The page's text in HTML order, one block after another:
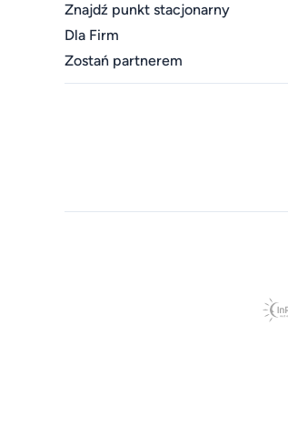
Znajdź punkt stacjonarny
Dla Firm
Zostań partnerem